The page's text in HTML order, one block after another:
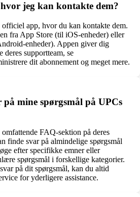
jeg kan kontakte dem?
app, hvor du kan kontakte dem.
fra App Store (til iOS-enheder) eller
enheder). Appen giver dig
supportteam, se
dit abonnement og meget mere.
mine spørgsmål på UPCs
FAQ-sektion på deres
finde svar på almindelige spørgsmål
efter specifikke emner eller
spørgsmål i forskellige kategorier.
på dit spørgsmål, kan du altid
for yderligere assistance.